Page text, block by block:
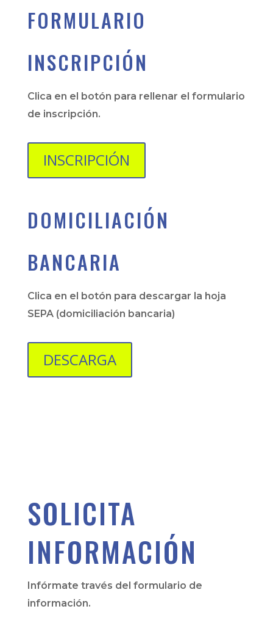
FORMULARIO
INSCRIPCIÓN
Clica en el botón para rellenar el formulario
de inscripción.
INSCRIPCIÓN
DOMICILIACIÓN
BANCARIA
Clica en el botón para descargar la hoja
SEPA (domiciliación bancaria)
DESCARGA
SOLICITA
INFORMACIÓN
Infórmate través del formulario de
información.